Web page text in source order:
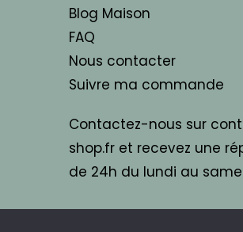
Blog Maison
FAQ
Nous contacter
Suivre ma commande
Contactez-nous sur
shop.fr et recevez une
de 24h du lundi au